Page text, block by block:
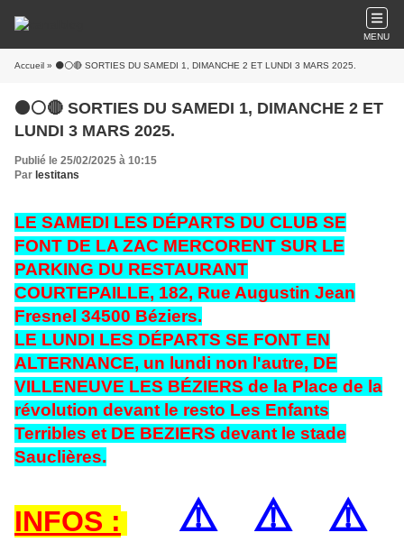
MENU
Accueil » ⚫⚪🔴 SORTIES DU SAMEDI 1, DIMANCHE 2 ET LUNDI 3 MARS 2025.
⚫⚪🔴 SORTIES DU SAMEDI 1, DIMANCHE 2 ET
LUNDI 3 MARS 2025.
Publié le 25/02/2025 à 10:15
Par lestitans
LE SAMEDI LES DÉPARTS DU CLUB SE
FONT DE LA ZAC MERCORENT SUR LE
PARKING DU RESTAURANT
COURTEPAILLE, 182, Rue Augustin Jean
Fresnel 34500 Béziers.
LE LUNDI LES DÉPARTS SE FONT EN
ALTERNANCE, un lundi non l'autre, DE
VILLENEUVE LES BÉZIERS de la Place de la
révolution devant le resto Les Enfants
Terribles et DE BEZIERS devant le stade
Sauclières.
INFOS : ⚠️ ⚠️ ⚠️